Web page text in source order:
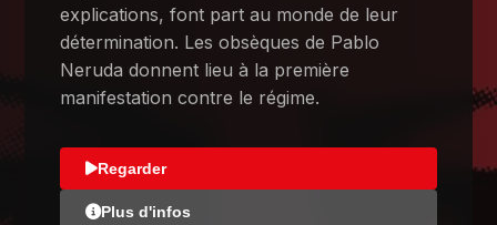
explications, font part au monde de leur
détermination. Les obsèques de Pablo
Neruda donnent lieu à la première
manifestation contre le régime.
Regarder
Plus d'infos